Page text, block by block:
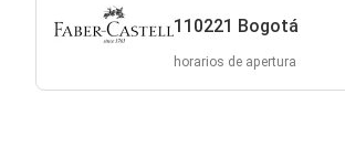
110221 Bogotá
horarios de apertura